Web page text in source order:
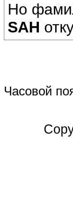
Но
SAH
Часовой